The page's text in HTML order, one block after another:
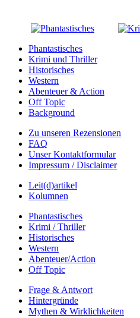
Phantastisches
Krimi und Thriller
Historisches
Western
Abenteuer & Action
Off Topic
Background
Zu unseren Rezensionen
FAQ
Unser Kontaktformular
Impressum / Disclaimer
Leit(d)artikel
Kolumnen
Phantastisches
Krimi / Thriller
Historisches
Western
Abenteuer/Action
Off Topic
Frage & Antwort
Hintergründe
Mythen & Wirklichkeiten